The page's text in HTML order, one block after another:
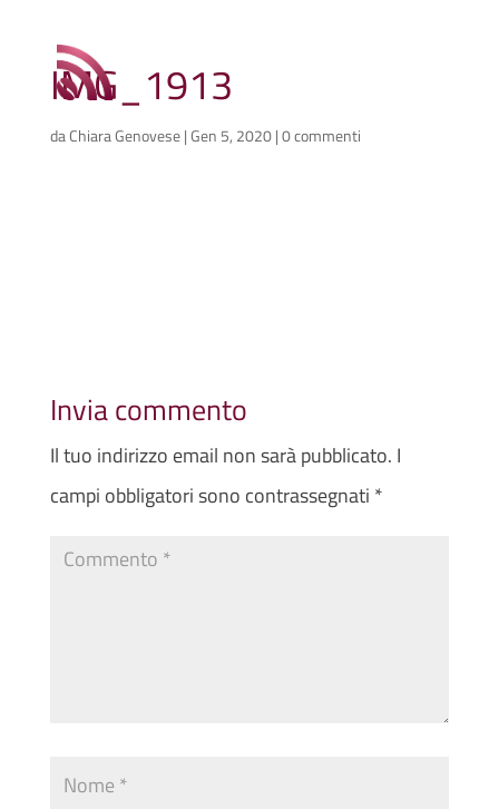
IMG_1913
daChiara Genovese|Gen 5, 2020|0 commenti
Invia commento
Il tuo indirizzo email non sarà pubblicato. I
campi obbligatori sono contrassegnati *